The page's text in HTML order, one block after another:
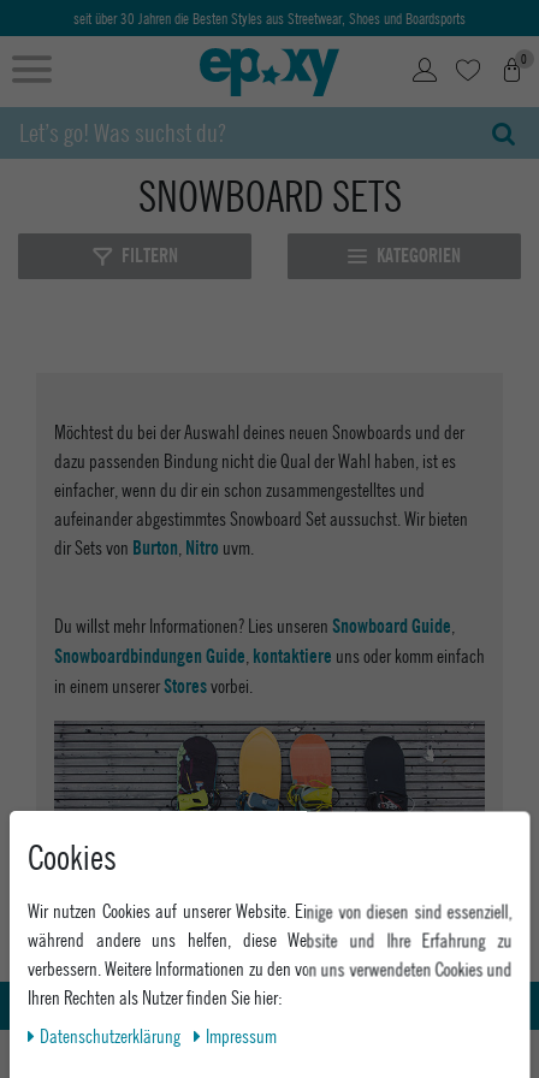
seit über 30 Jahren die Besten Styles aus Streetwear, Shoes und Boardsports
0
SNOWBOARD SETS
FILTERN KATEGORIEN
Möchtest du bei der Auswahl deines neuen Snowboards und der
dazu passenden Bindung nicht die Qual der Wahl haben, ist es
einfacher, wenn du dir ein schon zusammengestelltes und
aufeinander abgestimmtes Snowboard Set aussuchst. Wir bieten
dir Sets von Burton Nitro uvm.
Du willst mehr Informationen? Lies unserenSnowboard Guide
Snowboardbindungen Guide kontaktiere uns oder komm einfach
in einem unsererStoresvorbei.
Whatsapp Support
Kauf auf Rechnung
Abholung in den Epoxy Stores
Cookies
Wir nutzen Cookies auf unserer Website. Einige von diesen sind essenziell,
während andere uns helfen, diese Website und Ihre Erfahrung zu
verbessern. Weitere Informationen zu den von uns verwendeten Cookies und
Ihren Rechten als Nutzer finden Sie hier:
Daten­schutz­erklärung
Impressum